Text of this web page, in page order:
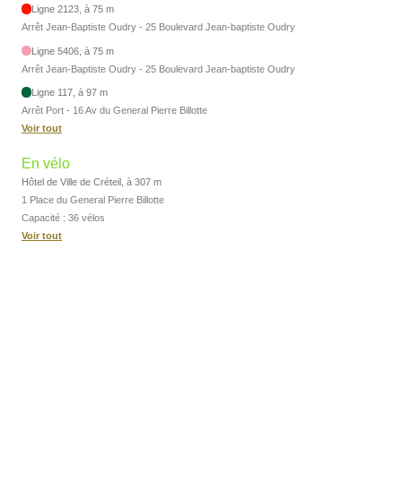
Ligne 2123, à 75 m
Arrêt Jean-Baptiste Oudry - 25 Boulevard Jean-baptiste Oudry
Ligne 5406, à 75 m
Arrêt Jean-Baptiste Oudry - 25 Boulevard Jean-baptiste Oudry
Ligne 117, à 97 m
Arrêt Port - 16 Av du General Pierre Billotte
Voir tout
En vélo
Hôtel de Ville de Créteil, à 307 m
1 Place du General Pierre Billotte
Capacité : 36 vélos
Voir tout